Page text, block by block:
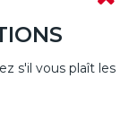
s'il vous plaît les